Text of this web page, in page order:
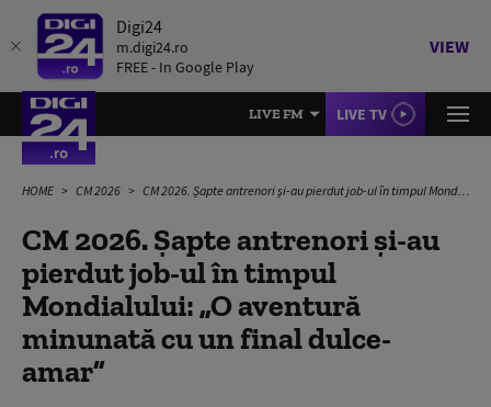
Digi24
m.digi24.ro
FREE - In Google Play
VIEW
LIVE FM LIVE TV
HOME CM 2026 CM 2026. Șapte antrenori și-au pierdut job-ul în timpul Mondialului: „O aventură minunată cu un final dulce-amar”
CM 2026. Șapte antrenori și-au
pierdut job-ul în timpul
Mondialului: „O aventură
minunată cu un final dulce-
amar”